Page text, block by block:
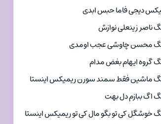
دیجی فاما حبس ابدی
ناصر زینعلی نوازش
محسن چاوشی عجب اومدی
گروه ایهام بغض مدام
ماشین فقط سمند سورن ریمیکس اینستا
اگ ببازم دل بهت
خوشگل کی تو بگو مال کی تو ریمیکس اینستا